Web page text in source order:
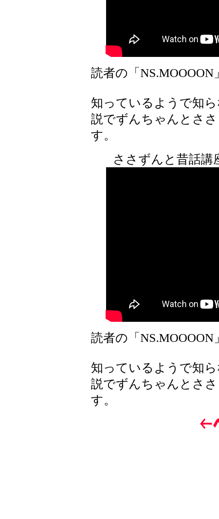
読者の「
知っているようで知
説でずんちゃんとさ
す。
ささずんと昔話
読者の「
知っているようで知
説でずんちゃんとさ
す。